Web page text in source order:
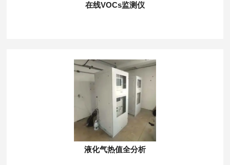
在线VOCs监测仪
液化气热值全分析